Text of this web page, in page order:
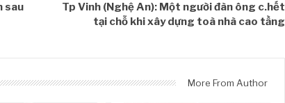
sau
Tp Vinh (Nghệ An): Một người đàn ông c.hết
tại chỗ khi xây dựng toà nhà cao tầng
More From Author